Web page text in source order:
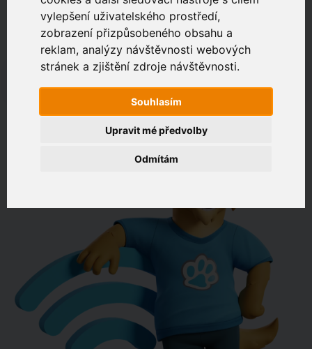
vylepšení uživatelského prostředí,
zobrazení přizpůsobeného obsahu a
reklam, analýzy návštěvnosti webových
stránek a zjištění zdroje návštěvnosti.
Souhlasím
Odmítám
Upravit mé předvolby
Zákaznický portál
Jak rychlé je připojení na vaší adrese?